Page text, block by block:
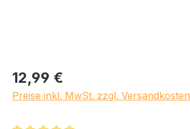
Regulärer Preis:
12,99 €
Preise inkl. MwSt. zzgl. Versandkosten